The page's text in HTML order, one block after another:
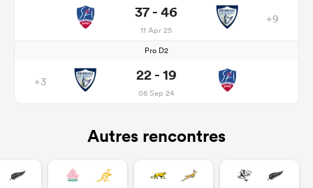
37 - 46
11 Apr 25
+9
Pro D2
+3 22 - 19
06 Sep 24
Autres rencontres